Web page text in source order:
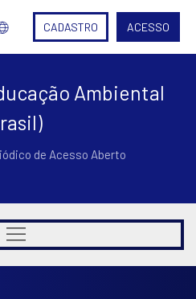
CADASTRO ACESSO
Ambiental
de Acesso Aberto